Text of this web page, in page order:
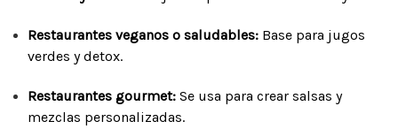
Restaurantes veganos o saludables: Base para jugos
verdes y detox.
Restaurantes gourmet: Se usa para crear salsas y
mezclas personalizadas.